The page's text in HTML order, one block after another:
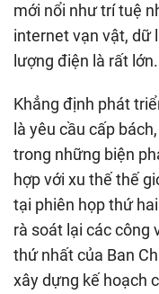
mới nổi như trí tuệ
internet vạn vật, dữ
lượng điện là rất lớn.
Khẳng định phát
là yêu cầu cấp
trong những biện
hợp với xu thế thế
tại phiên họp thứ
rà soát lại các công
thứ nhất của Ban
xây dựng kế hoạch